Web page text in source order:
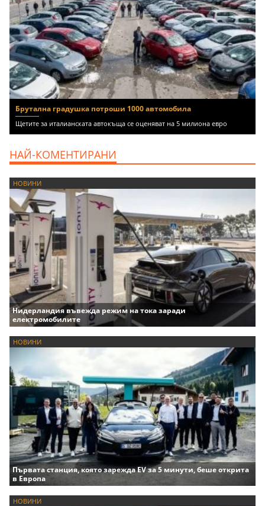
Брутална градушка потроши 1000 автомобила
Щетите за италианската автокъща се оценяват на 5 милиона евро
НАЙ-КОМЕНТИРАНИ
НОВИНИ
Нидерландия въвежда режим на тока заради
електромобилите
НОВИНИ
Първата станция, която зарежда EV за 5 минути, беше открита
в Европа
НОВИНИ